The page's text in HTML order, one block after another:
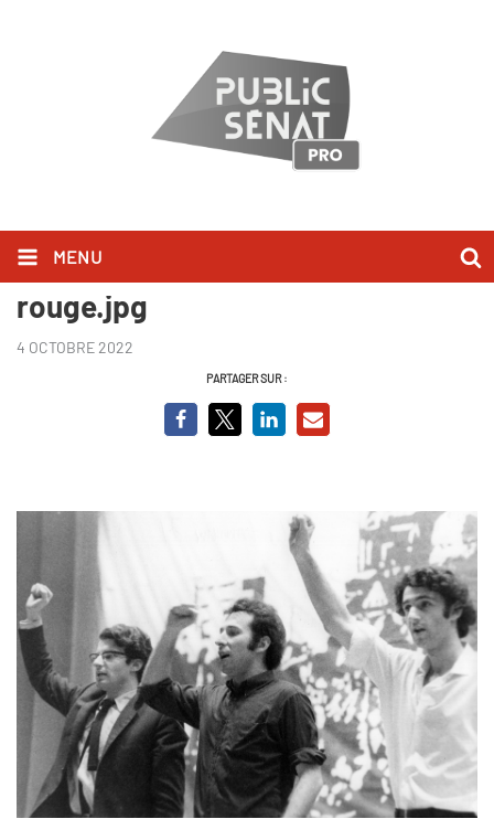
MENU
Alain Krivine - Une vie en
rouge.jpg
4 OCTOBRE 2022
PARTAGER SUR :